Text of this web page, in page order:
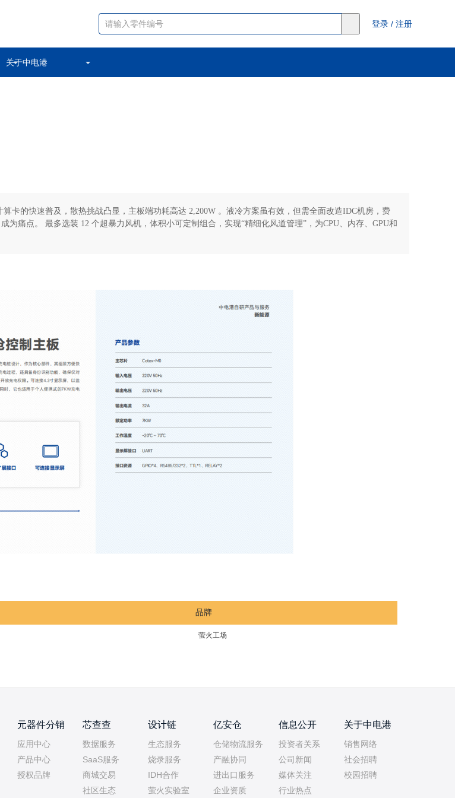
登录 / 注册
关于中电港
卡的快速普及，散热挑战凸显，主板端功耗高达 2,200W 。液冷方案虽有效，但需全面改造IDC机房，费
痛点。 最多选装 12 个超暴力风机，体积小可定制组合，实现“精细化风道管理”，为CPU、内存、GPU和
品牌
萤火工场
元器件分销
应用中心
产品中心
授权品牌
芯查查
数据服务
SaaS服务
商城交易
社区生态
设计链
生态服务
烧录服务
IDH合作
萤火实验室
亿安仓
仓储物流服务
产融协同
进出口服务
企业资质
信息公开
投资者关系
公司新闻
媒体关注
行业热点
关于中电港
销售网络
社会招聘
校园招聘